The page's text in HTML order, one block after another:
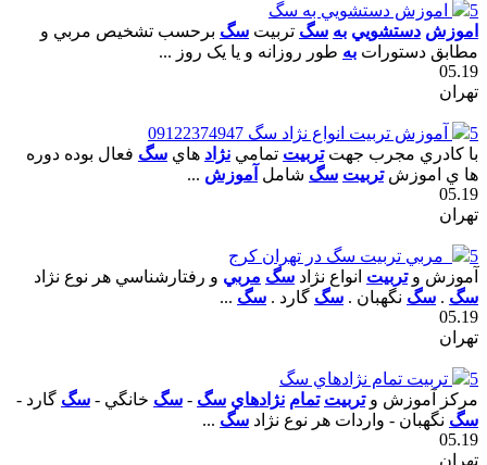
5
اموزش دستشويي به سگ
اموزش دستشويي به سگ تربيت سگ برحسب تشخيص مربي و
مطابق دستورات به طور روزانه و يا يک روز ...
05.19
تهران
5
آموزش تربيت انواع نژاد سگ 09122374947
با کادري مجرب جهتتربيت تمامي نژاد هاي سگ فعال بوده دوره
ها ي اموزشتربيت سگ شامل آموزش ...
05.19
تهران
5
مربي تربيت سگ در تهران کرج
آموزش وتربيت انواع نژاد سگ مربي و رفتارشناسي هر نوع نژاد
سگ . سگ نگهبان . سگ گارد . سگ ...
05.19
تهران
5
تربيت تمام نژادهاي سگ
مرکز آموزش وتربيت تمام نژادهاي سگ - سگ خانگي - سگ گارد -
سگ نگهبان - واردات هر نوع نژاد سگ ...
05.19
تهران